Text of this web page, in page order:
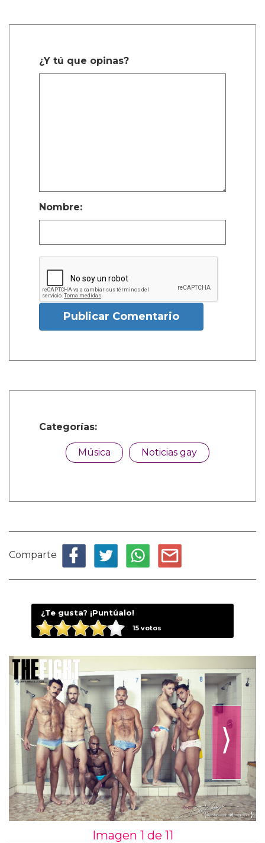
¿Y tú que opinas?
Nombre:
Publicar Comentario
Categorías:
Música Noticias gay
Comparte
¿Te gusta? ¡Puntúalo!
15votos
⟩
Imagen 1 de 11